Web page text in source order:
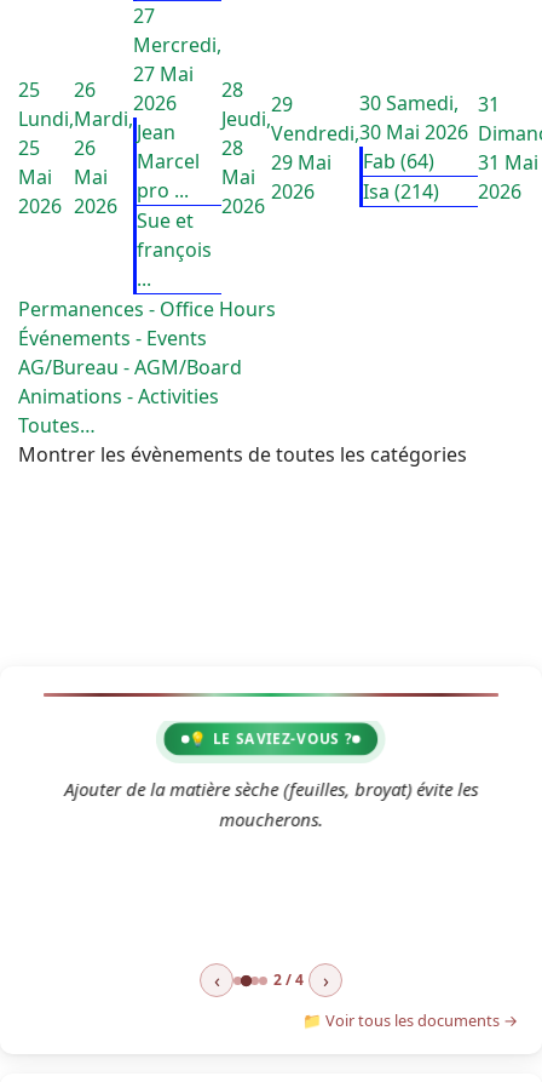
25
Lundi,
25
Mai
2026
26
Mardi,
26
Mai
2026
27
Mercredi,
27 Mai
2026
Jean
Marcel
pro ...
Sue et
françois
...
28
Jeudi,
28
Mai
2026
29
Vendredi,
29 Mai
2026
30Samedi,
30 Mai 2026
Fab (64)
Isa (214)
31
31 Mai
2026
Permanences - Office Hours
Événements - Events
AG/Bureau - AGM/Board
Animations - Activities
Toutes…
Montrer les évènements de toutes les catégories
💡 LE SAVIEZ-VOUS ?
Ajouter de la matière sèche (feuilles, broyat) évite les
moucherons.
‹ 2 / 4 ›
📁 Voir tous les documents →